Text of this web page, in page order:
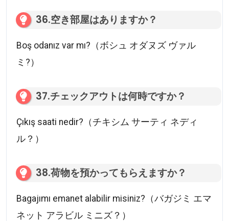
36.空き部屋はありますか？
Boş odanız var mı?（ボシュ オダヌズ ヴァル
ミ?）
37.チェックアウトは何時ですか？
Çıkış saati nedir?（チキシム サーティ ネディ
ル？）
38.荷物を預かってもらえますか？
Bagajımı emanet alabilir misiniz?（バガジミ エマ
ネット アラビル ミニズ？）